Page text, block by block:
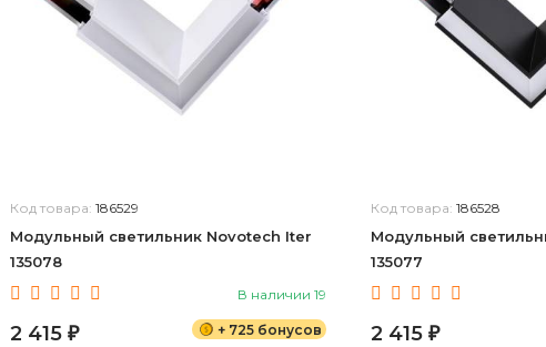
Код товара: 186529
Модульный светильник Novotech Iter
135078
В наличии 19
2 415 ₽ + 725 бонусов
Код товара: 186528
Модульный
135077
2 415 ₽